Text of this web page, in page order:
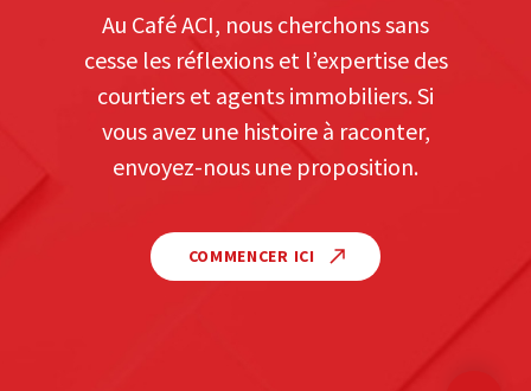
Au Café ACI, nous cherchons sans
cesse les réflexions et l’expertise des
courtiers et agents immobiliers. Si
vous avez une histoire à raconter,
envoyez-nous une proposition.
COMMENCER ICI